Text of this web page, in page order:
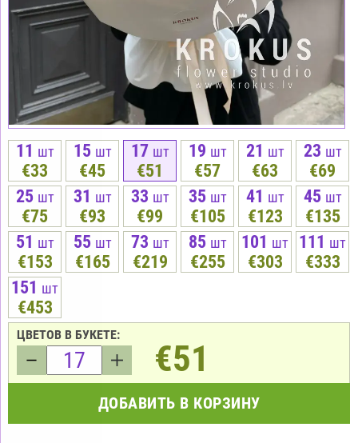
11 шт
€33
15 шт
€45
17 шт
€51
19 шт
€57
21 шт
€63
23 шт
€69
25 шт
€75
31 шт
€93
33 шт
€99
35 шт
€105
41 шт
€123
45 шт
€135
51 шт
€153
55 шт
€165
73 шт
€219
85 шт
€255
101 шт
€303
111 шт
€333
151 шт
€453
ЦВЕТОВ В БУКЕТЕ:
€51
ДОБАВИТЬ В КОРЗИНУ